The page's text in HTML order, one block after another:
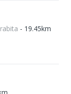
- 19.45km